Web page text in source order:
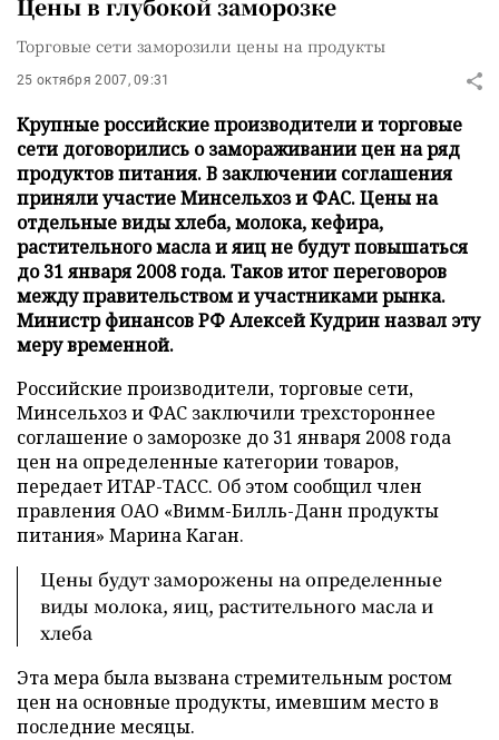
Цены в глубокой заморозке
Торговые сети заморозили цены на продукты
25 октября 2007, 09:31
Крупные российские производители и торговые
сети договорились о замораживании цен на ряд
продуктов питания. В заключении соглашения
приняли участие Минсельхоз и ФАС. Цены на
отдельные виды хлеба, молока, кефира,
растительного масла и яиц не будут повышаться
до 31 января 2008 года. Таков итог переговоров
между правительством и участниками рынка.
Министр финансов РФ Алексей Кудрин назвал эту
меру временной.
Российские производители, торговые сети,
Минсельхоз и ФАС заключили трехстороннее
соглашение о заморозке до 31 января 2008 года
цен на определенные категории товаров,
передает ИТАР-ТАСС. Об этом сообщил член
правления ОАО «Вимм-Билль-Данн продукты
питания» Марина Каган.
Цены будут заморожены на определенные
виды молока, яиц, растительного масла и
хлеба
Эта мера была вызвана стремительным ростом
цен на основные продукты, имевшим место в
последние месяцы.